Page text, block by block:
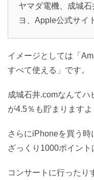
ヤマダ電機、成城
ヨ、Apple公式サイ
イメージとしては「
すべて使える」です。
成城石井.comなんてハ
が4.5％も貯まりますよ
さらにiPhoneを買う時
ざっくり1000ポイント
コンサートに行ったり